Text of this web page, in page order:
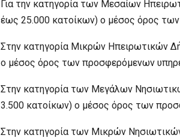
Για την κατηγορία των Μεσαίων
έως 25.000 κατοίκων) ο μέσος όρος
Στην κατηγορία Μικρών Ηπειρωτικών
ο μέσος όρος των προσφερόμενων
Στην κατηγορία των Μεγάλων
3.500 κατοίκων) ο μέσος όρος των
Στην κατηγορία των Μικρών